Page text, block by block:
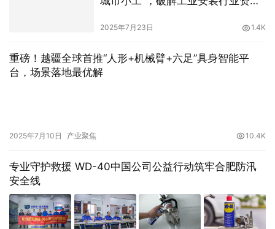
2025年7月23日 1.4K
重磅！越疆全球首推“人形+机械臂+六足”具身智能平
台，场景落地最优解
2025年7月10日 产业聚焦 10.4K
专业守护救援 WD-40中国公司公益行动筑牢合肥防汛
安全线